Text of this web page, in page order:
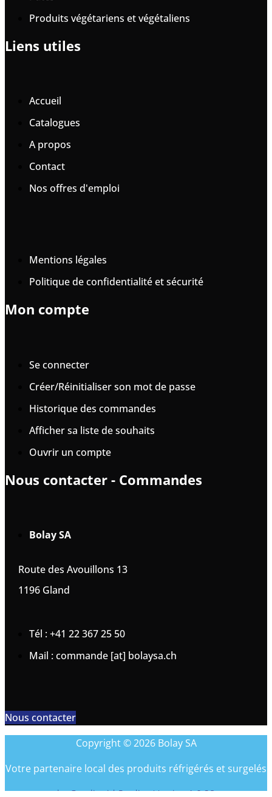
Produits végétariens et végétaliens
Liens utiles
Accueil
Catalogues
A propos
Contact
Nos offres d'emploi
Mentions légales
Politique de confidentialité et sécurité
Mon compte
Se connecter
Créer/Réinitialiser son mot de passe
Historique des commandes
Afficher sa liste de souhaits
Ouvrir un compte
Nous contacter - Commandes
Bolay SA
Route des Avouillons 13
1196 Gland
Tél : +41 22 367 25 50
Mail : commande [at] bolaysa.ch
Nous contacter
Copyright © 2026 Bolay SA
Votre partenaire local des produits réfrigérés et surgelés
by Coreliquid Studio - Version 1.0.28